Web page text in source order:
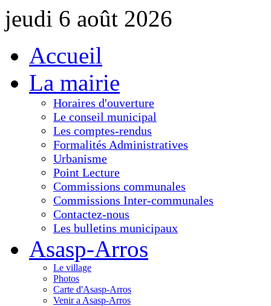
jeudi 6 août 2026
Accueil
La mairie
Horaires d'ouverture
Le conseil municipal
Les comptes-rendus
Formalités Administratives
Urbanisme
Point Lecture
Commissions communales
Commissions Inter-communales
Contactez-nous
Les bulletins municipaux
Asasp-Arros
Le village
Photos
Carte d'Asasp-Arros
Venir a Asasp-Arros